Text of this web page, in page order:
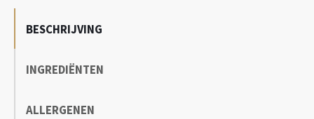
BESCHRIJVING
INGREDIËNTEN
ALLERGENEN